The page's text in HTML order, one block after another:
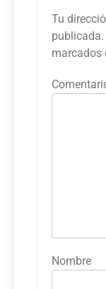
Tu
publicada.
marcados
Nombre